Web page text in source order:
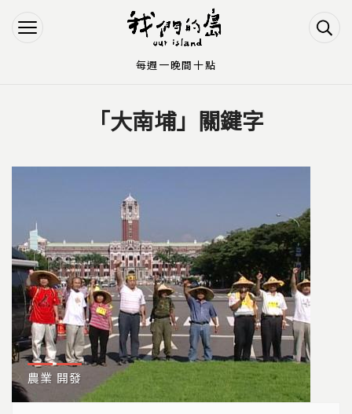
Jump to Navigation
Jump to Main content
「大南埔」關鍵字
農業 開發
每週一晚間十點